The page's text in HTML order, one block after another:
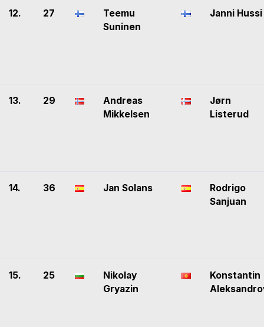
12. 27
Teemu
Suninen
Janni Hussi
13. 29
Andreas
Mikkelsen
Jørn
Listerud
14. 36 Jan Solans
Rodrigo
Sanjuan
15. 25
Nikolay
Gryazin
Konstantin